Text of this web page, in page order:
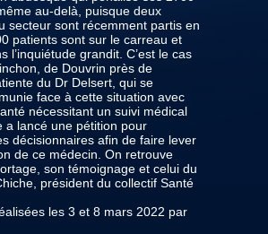
au-delà, puisque deux
secteur sont récemment partis en
patients sont sur le carreau et
l’inquiétude grandit. C’est le cas
de Douvrin près de
du Dr Delsert, qui se
face à cette situation avec
nécessitant un suivi médical
a lancé une pétition pour
décisionnaires afin de faire lever
de ce médecin. On retrouve
son témoignage et celui du
président du collectif Santé
les 3 et 8 mars 2022 par